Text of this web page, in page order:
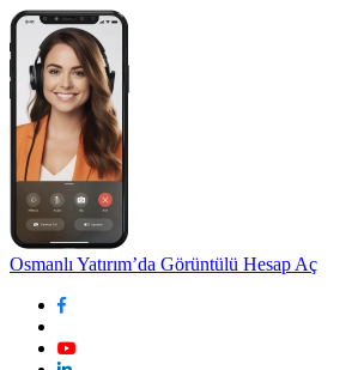
Osmanlı Yatırım’da Görüntülü Hesap Aç